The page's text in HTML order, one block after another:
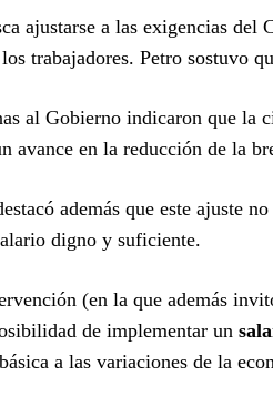
ajustarse a las exigencias
trabajadores. Petro sostuvo
al Gobierno indicaron que la
avance en la reducción de la
además que este ajuste
digno y suficiente.
(en la que además
de implementar un
a las variaciones de la